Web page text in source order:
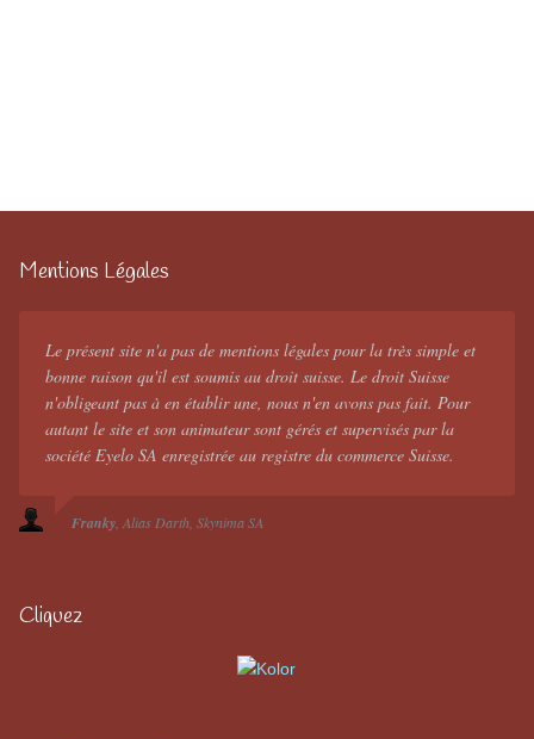
Mentions Légales
Le présent site n'a pas de mentions légales pour la très simple et
bonne raison qu'il est soumis au droit suisse. Le droit Suisse
n'obligeant pas à en établir une, nous n'en avons pas fait. Pour
autant le site et son animateur sont gérés et supervisés par la
société Eyelo SA enregistrée au registre du commerce Suisse.
Franky Alias Darth Skynima SA
Cliquez